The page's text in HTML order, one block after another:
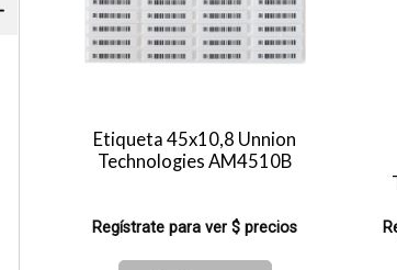
Etiqueta 45x10,8 Unnion
Technologies AM4510B
Regístrate para ver $ precios